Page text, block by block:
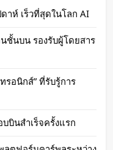
กวาดรายได้มาก
าห์ เร็วที่สุดในโลก AI
ชั้นบน รองรับผู้โดยสาร
รอนิกส์” ที่รับรู้การ
บินสำเร็จครั้งแรก